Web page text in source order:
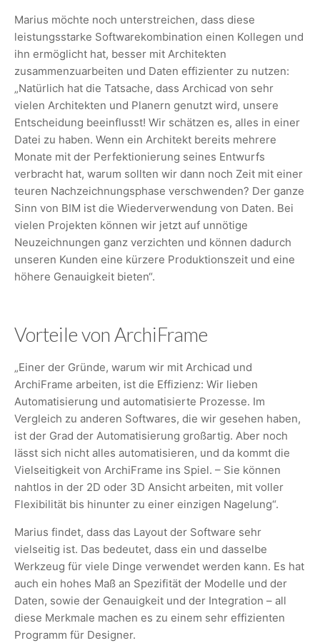
Marius möchte noch unterstreichen, dass diese
leistungsstarke Softwarekombination einen Kollegen und
ihn ermöglicht hat, besser mit Architekten
zusammenzuarbeiten und Daten effizienter zu nutzen:
„Natürlich hat die Tatsache, dass Archicad von sehr
vielen Architekten und Planern genutzt wird, unsere
Entscheidung beeinflusst! Wir schätzen es, alles in einer
Datei zu haben. Wenn ein Architekt bereits mehrere
Monate mit der Perfektionierung seines Entwurfs
verbracht hat, warum sollten wir dann noch Zeit mit einer
teuren Nachzeichnungsphase verschwenden? Der ganze
Sinn von BIM ist die Wiederverwendung von Daten. Bei
vielen Projekten können wir jetzt auf unnötige
Neuzeichnungen ganz verzichten und können dadurch
unseren Kunden eine kürzere Produktionszeit und eine
höhere Genauigkeit bieten“.
Vorteile von ArchiFrame
„Einer der Gründe, warum wir mit Archicad und
ArchiFrame arbeiten, ist die Effizienz: Wir lieben
Automatisierung und automatisierte Prozesse. Im
Vergleich zu anderen Softwares, die wir gesehen haben,
ist der Grad der Automatisierung großartig. Aber noch
lässt sich nicht alles automatisieren, und da kommt die
Vielseitigkeit von ArchiFrame ins Spiel. – Sie können
nahtlos in der 2D oder 3D Ansicht arbeiten, mit voller
Flexibilität bis hinunter zu einer einzigen Nagelung“.
Marius findet, dass das Layout der Software sehr
vielseitig ist. Das bedeutet, dass ein und dasselbe
Werkzeug für viele Dinge verwendet werden kann. Es hat
auch ein hohes Maß an Spezifität der Modelle und der
Daten, sowie der Genauigkeit und der Integration – all
diese Merkmale machen es zu einem sehr effizienten
Programm für Designer.